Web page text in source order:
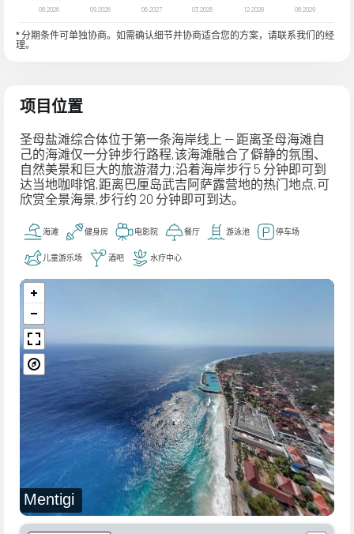
* 分期条件可单独协商。如需确认细节并协商适合您的方案，请联系我们的经
理。
项目位置
圣母盐滩综合体位于第一条海岸线上 — 距离圣母海滩自
己的海滩仅一分钟步行路程,该海滩融合了僻静的氛围、
自然美景和巨大的旅游潜力;沿着海岸步行 5 分钟即可到
达当地咖啡馆,距离巴厘岛武吉阿萨露营地的热门地点,可
欣赏全景海景,步行约 20 分钟即可到达。
海滩 健身房 电影院 餐厅 游泳池 停车场
儿童游乐场 酒吧 水疗中心
Mentigi